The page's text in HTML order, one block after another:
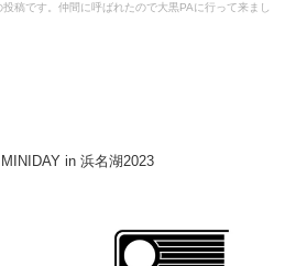
投稿です。仲間に呼ばれたので大黒PAに行って来まし
MINIDAY in 浜名湖2023